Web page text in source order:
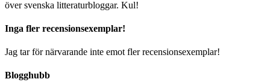
över svenska litteraturbloggar. Kul!
Inga fler recensionsexemplar!
Jag tar för närvarande inte emot fler recensionsexemplar!
Blogghubb